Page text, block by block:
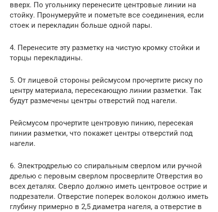
вверх. По угольнику перенесите центровые линии на
стойку. Пронумеруйте и пометьте все соединения, если
стоек и перекладин больше одной пары.
4. Перенесите эту разметку на чистую кромку стойки и
торцы перекладины.
5. От лицевой стороны рейсмусом прочертите риску по
центру материала, пересекающую линии разметки. Так
будут размечены центры отверстий под нагели.
Рейсмусом прочертите центровую пинию, пересекая
пинии разметки, что покажет центры отверстий под
нагели.
6. Электродрелью со спиральным сверлом или ручной
дрелью с перовым сверлом просверлите Отверстия во
всех деталях. Сверло должно иметь центровое острие и
подрезатели. Отверстие поперек волокон должно иметь
глубину примерно в 2,5 диаметра нагеля, а отверстие в